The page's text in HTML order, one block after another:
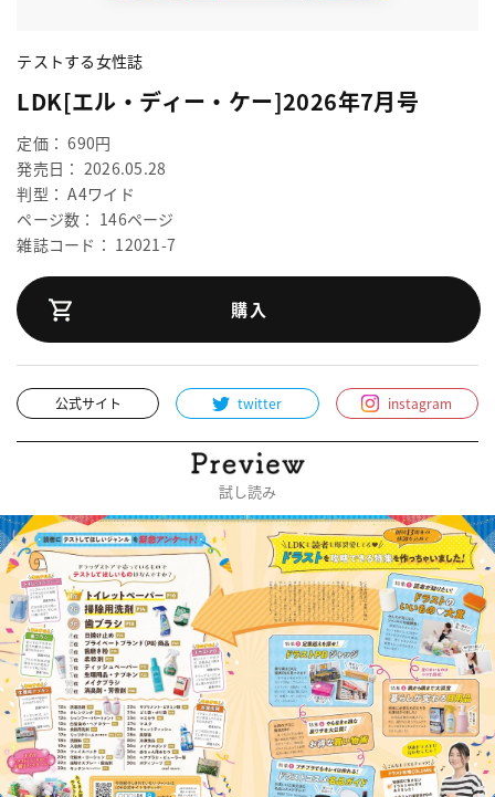
テストする女性誌
LDK[エル・ディー・ケー]2026年7月号
定価： 690円
発売日： 2026.05.28
判型： A4ワイド
ページ数： 146ページ
雑誌コード： 12021-7
購入
公式サイト twitter instagram
試し読み